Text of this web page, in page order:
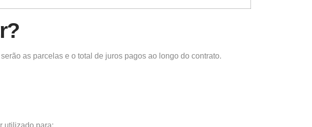
as parcelas e o total de juros pagos ao longo do contrato.
utilizado para: